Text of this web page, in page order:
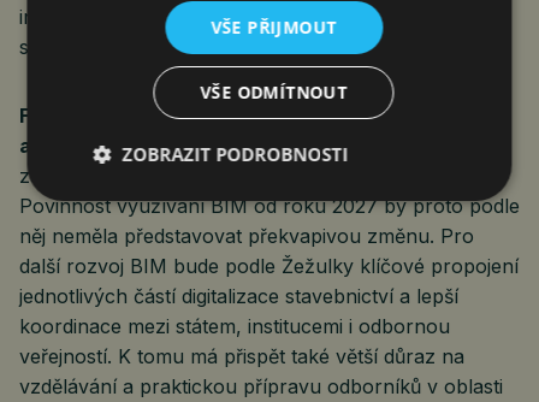
informací a sjednocování standardů napříč
stavebnictvím i veřejnou správou.
Filip Žežulka, ředitel odboru stavebnictví
a stavebních hmot MPO, připomněl, že veřejní
zadavatelé mají s metodou BIM počítat už několik let.
Povinnost využívání BIM od roku 2027 by proto podle
něj neměla představovat překvapivou změnu. Pro
další rozvoj BIM bude podle Žežulky klíčové propojení
jednotlivých částí digitalizace stavebnictví a lepší
koordinace mezi státem, institucemi i odbornou
veřejností. K tomu má přispět také větší důraz na
vzdělávání a praktickou přípravu odborníků v oblasti
VŠE PŘIJMOUT
VŠE ODMÍTNOUT
ZOBRAZIT PODROBNOSTI